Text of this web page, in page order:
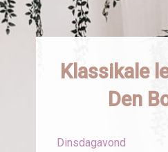
Klassikale
Den
Dinsdagavond